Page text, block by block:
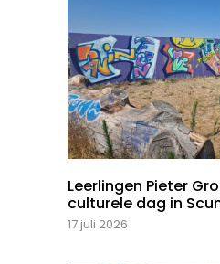
Leerlingen Pieter
culturele dag in
17 juli 2026